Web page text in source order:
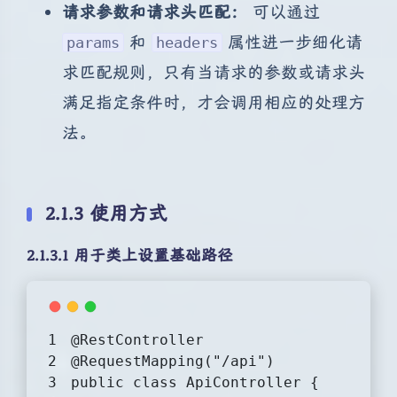
请求参数和请求头匹配：
可以通过
params 和 headers
属性进一步细化请
求匹配规则，只有当请求的参数或请求头
满足指定条件时，才会调用相应的处理方
法。
2.1.3 使用方式
2.1.3.1 用于类上设置基础路径
@RestController
@RequestMapping("/api")
public
class ApiController {